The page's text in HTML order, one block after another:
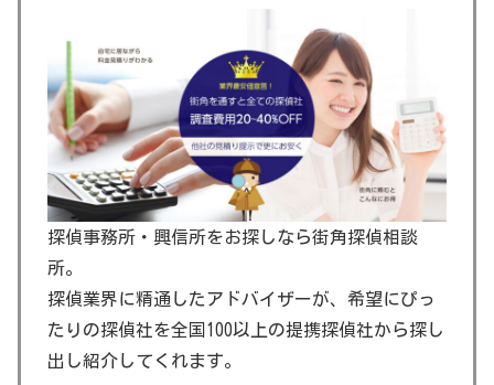
探偵事務所・興信所をお探しなら街角探偵相談
所。
探偵業界に精通したアドバイザーが、希望にぴっ
たりの探偵社を全国100以上の提携探偵社から探し
出し紹介してくれます。